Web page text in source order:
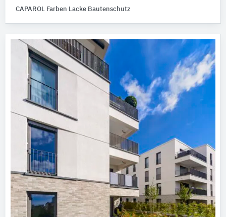
CAPAROL Farben Lacke Bautenschutz